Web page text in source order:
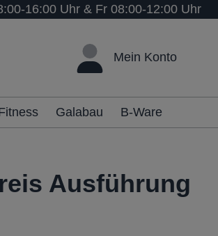
16:00 Uhr & Fr 08:00-12:00 Uhr
Mein Konto
Galabau B-Ware
Ausführung